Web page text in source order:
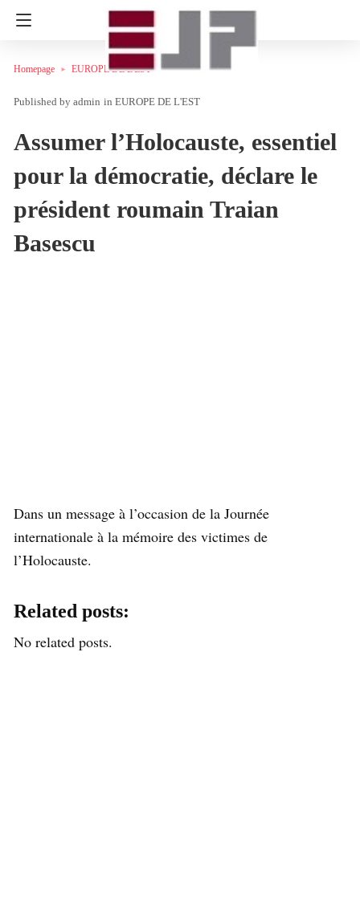
Homepage EUROPE DE L'EST
admin in EUROPE DE L'EST
Assumer l’Holocauste, essentiel
pour la démocratie, déclare le
président roumain Traian
Basescu
Dans un message à l’occasion de la Journée
internationale à la mémoire des victimes de
l’Holocauste.
Related posts:
No related posts.